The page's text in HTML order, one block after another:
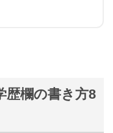
歴欄の書き方8